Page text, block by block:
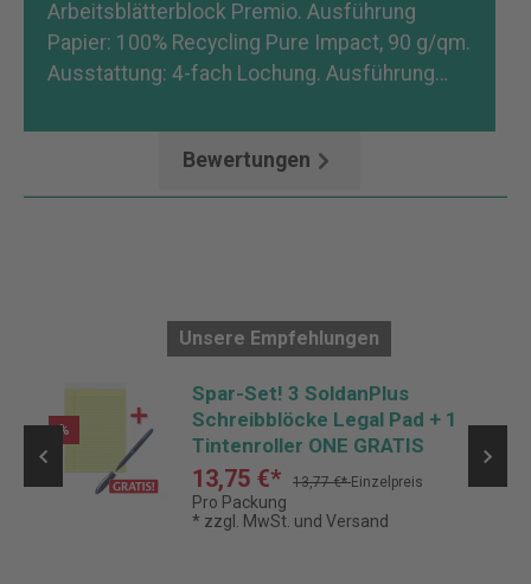
Arbeitsblätterblock Premio. Ausführung
Papier: 100% Recycling Pure Impact, 90 g/qm.
Ausstattung: 4-fach Lochung. Ausführung…
Bewertungen
Unsere Empfehlungen
%
Spar-Set! 3 SoldanPlus
Schreibblöcke Legal Pad + 1
Tintenroller ONE GRATIS
13,75 €* 13,77 €*Einzelpreis
Pro Packung
* zzgl. MwSt. und Versand